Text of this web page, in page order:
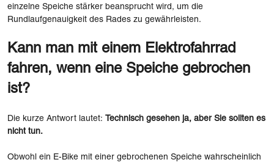
einzelne Speiche stärker beansprucht wird, um die
Rundlaufgenauigkeit des Rades zu gewährleisten.
Kann man mit einem Elektrofahrrad
fahren, wenn eine Speiche gebrochen
ist?
Die kurze Antwort lautet: Technisch gesehen ja, aber Sie sollten es
nicht tun.
Obwohl ein E-Bike mit einer gebrochenen Speiche wahrscheinlich